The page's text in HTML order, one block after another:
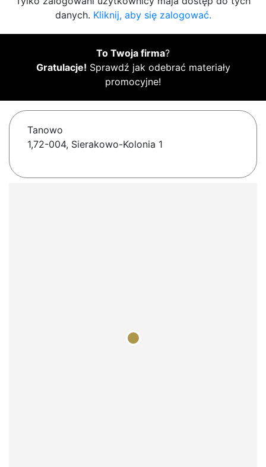
danych. Kliknij, aby się zalogować.
To Twoja firma?
Gratulacje! Sprawdź jak odebrać materiały
promocyjne!
Tanowo
1,72-004, Sierakowo-Kolonia 1